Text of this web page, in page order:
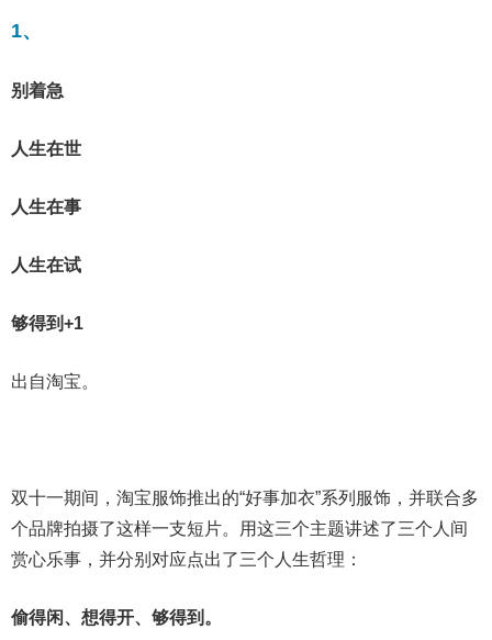
1、
别着急
人生在世
人生在事
人生在试
够得到+1
出自淘宝。
双十一期间，淘宝服饰推出的“好事加衣”系列服饰，并联合多
个品牌拍摄了这样一支短片。用这三个主题讲述了三个人间
赏心乐事，并分别对应点出了三个人生哲理：
偷得闲、想得开、够得到。